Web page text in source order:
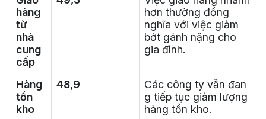
hàng
từ
nhà
cung
cấp
hơn thường đồng
nghĩa với việc giảm
bớt gánh nặng cho
gia đình.
Hàng
tồn
kho
48,9
Các công ty vẫn đan
g tiếp tục giảm lượng
hàng tồn kho.